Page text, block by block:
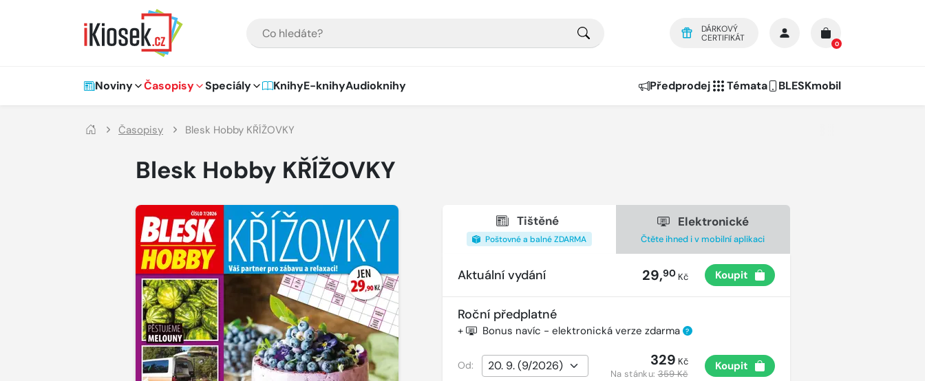
DÁRKOVÝ
CERTIFIKÁT
0
Hlavní navigace
Noviny Časopisy Speciály KnihyE-knihyAudioknihy Předprodej Témata BLESKmobil
Časopisy Blesk Hobby KŘÍŽOVKY
Blesk Hobby KŘÍŽOVKY
Tištěné
Poštovné a balné ZDARMA
Elektronické
Čtěte ihned i v mobilní aplikaci
Aktuální vydání 29,90Kč Koupit
Roční předplatné
+ Bonus navíc - elektronická verze zdarma ?
Od: 329 Kč
Na stánku:359 Kč
Koupit